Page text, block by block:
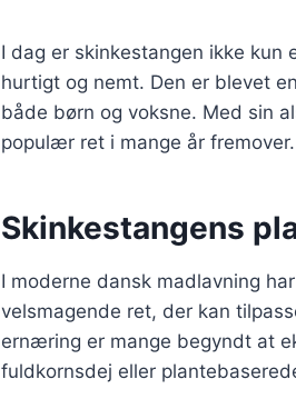
I dag er skinkestangen ikke
hurtigt og nemt. Den er blevet
både børn og voksne. Med sin
populær ret i mange år fremover.
Skinkestangens
I moderne dansk madlavning
velsmagende ret, der kan
ernæring er mange begyndt at
fuldkornsdej eller